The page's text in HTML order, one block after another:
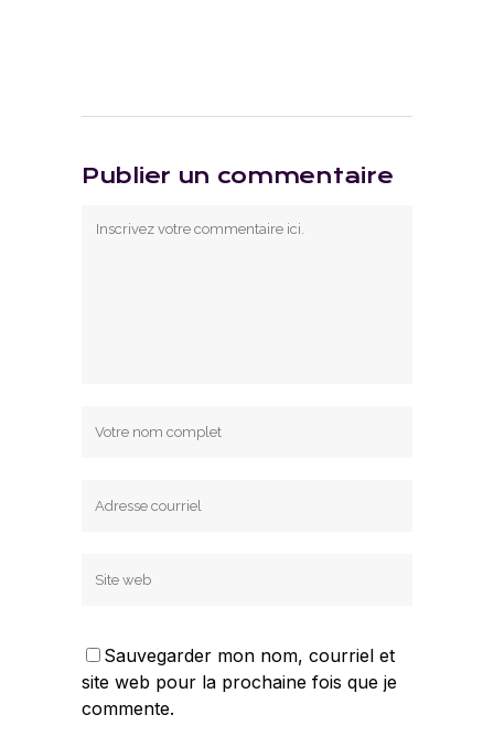
Publier un commentaire
Sauvegarder mon nom, courriel et
site web pour la prochaine fois que je
commente.